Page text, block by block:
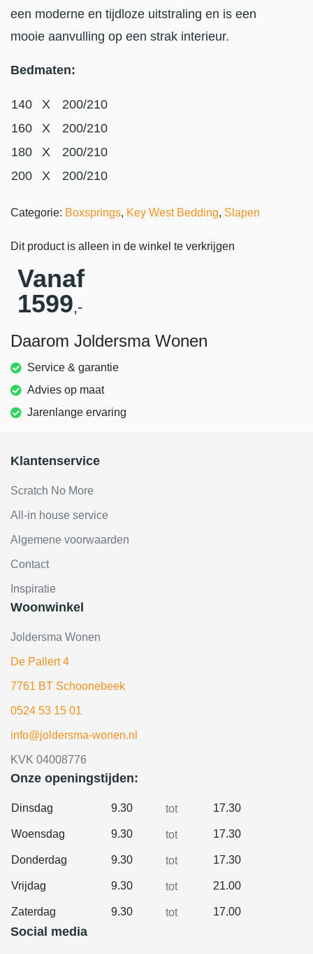
een moderne en tijdloze uitstraling en is een
mooie aanvulling op een strak interieur.
Bedmaten:
140 X
200/210
160
X
200/210
180
X
200/210
200
X 200/210
Categorie: Boxsprings, Key West Bedding, Slapen
Dit product is alleen in de winkel te verkrijgen
Vanaf
1599,-
Daarom Joldersma Wonen
Service & garantie
Advies op maat
Jarenlange ervaring
Klantenservice
Scratch No More
All-in house service
Algemene voorwaarden
Contact
Inspiratie
Woonwinkel
Joldersma Wonen
De Pallert 4
7761 BT Schoonebeek
0524 53 15 01
info@joldersma-wonen.nl
KVK 04008776
Onze openingstijden:
Dinsdag 9.30 tot 17.30
Woensdag 9.30 tot 17.30
Donderdag 9.30 tot 17.30
Vrijdag 9.30 tot 21.00
Zaterdag 9.30 tot 17.00
Social media